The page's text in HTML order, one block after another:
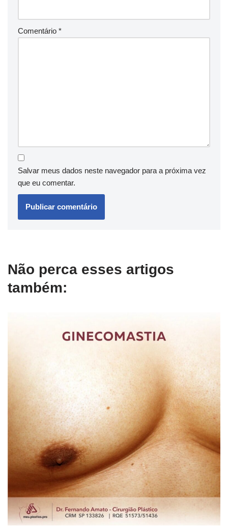
Comentário *
Salvar meus dados neste navegador para a próxima vez
que eu comentar.
Não perca esses artigos
também: